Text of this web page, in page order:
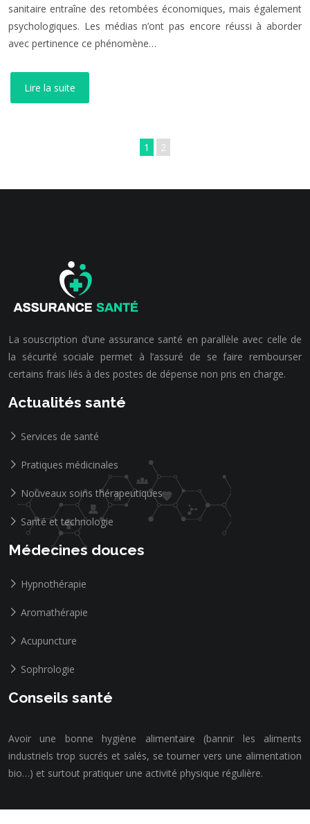
sanitaire entraîne des retombées économiques, mais également
psychologiques. Les médias n’ont pas encore réussi à aborder
avec pertinence ce phénomène…
Lire la suite
1 2
La souscription d’une assurance santé en parallèle avec celle de
la sécurité sociale permet à l’assuré de se faire rembourser
certains frais liés à des postes de dépense non pris en charge.
Actualités santé
Services de santé
Pratiques médicinales
Nouveaux soins thérapeutiques
Santé et technologie
Médecines douces
Hypnothérapie
Aromathérapie
Acupuncture
Sophrologie
Conseils santé
Avoir une bonne hygiène alimentaire (bannir les aliments
industriels trop sucrés et salés, se tourner vers une alimentation
bio…) et surtout pratiquer une activité physique régulière.